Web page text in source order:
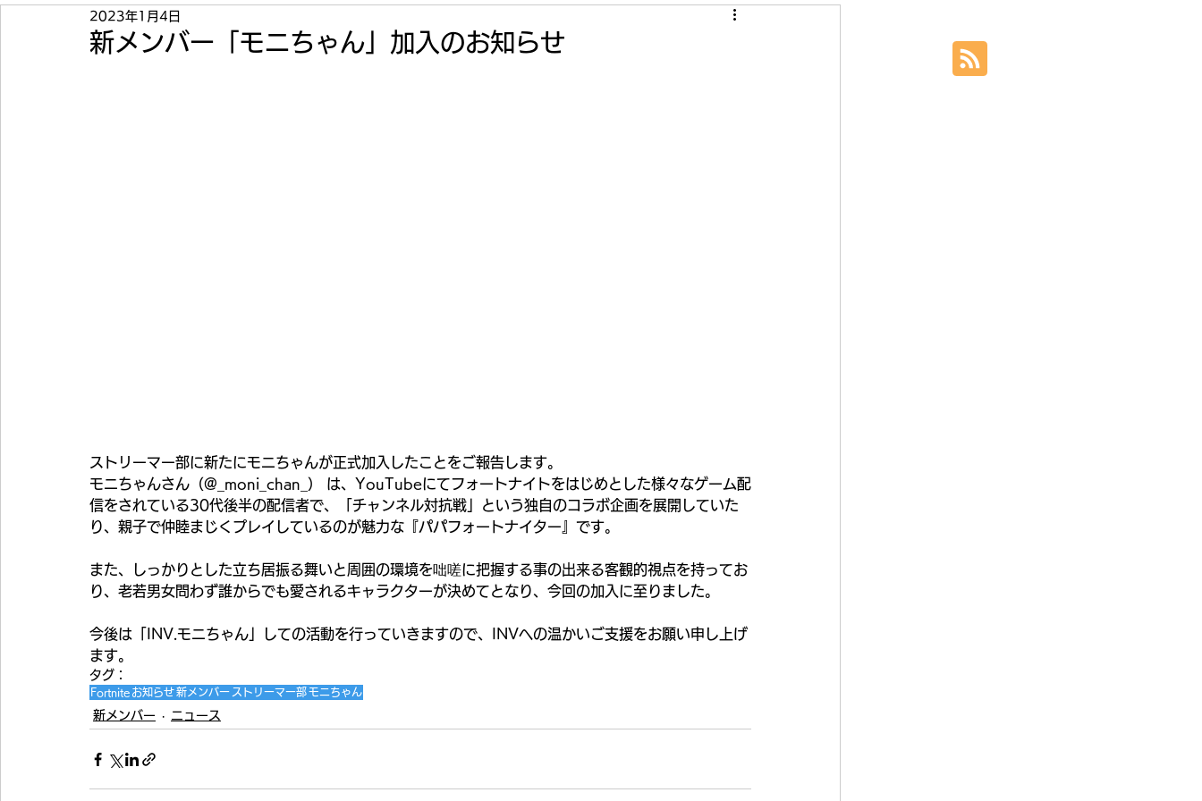
新メンバー「モニちゃん」加入のお知らせ
2023年1月4日
ストリーマー部に新たにモニちゃんが正式加入したことをご報告します。
モニちゃんさん（@_moni_chan_） は、YouTubeにてフォートナイトをはじめとした様々なゲーム配
信をされている30代後半の配信者で、「チャンネル対抗戦」という独自のコラボ企画を展開していた
り、親子で仲睦まじくプレイしているのが魅力な『パパフォートナイター』です。
また、しっかりとした立ち居振る舞いと周囲の環境を咄嗟に把握する事の出来る客観的視点を持ってお
り、老若男女問わず誰からでも愛されるキャラクターが決めてとなり、今回の加入に至りました。
今後は「INV.モニちゃん」しての活動を行っていきますので、INVへの温かいご支援をお願い申し上げ
ます。
タグ：
Fortnite お知らせ新メンバー ストリーマー部モニちゃん
新メンバー ニュース